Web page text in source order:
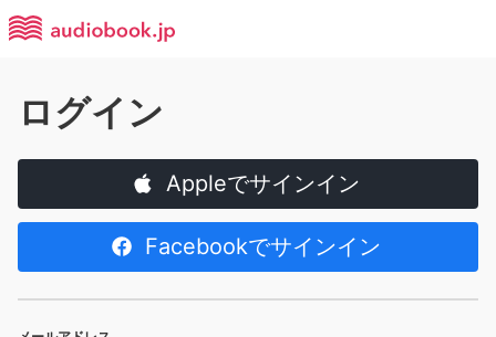
ログイン
Appleでサインイン
Facebookでサインイン